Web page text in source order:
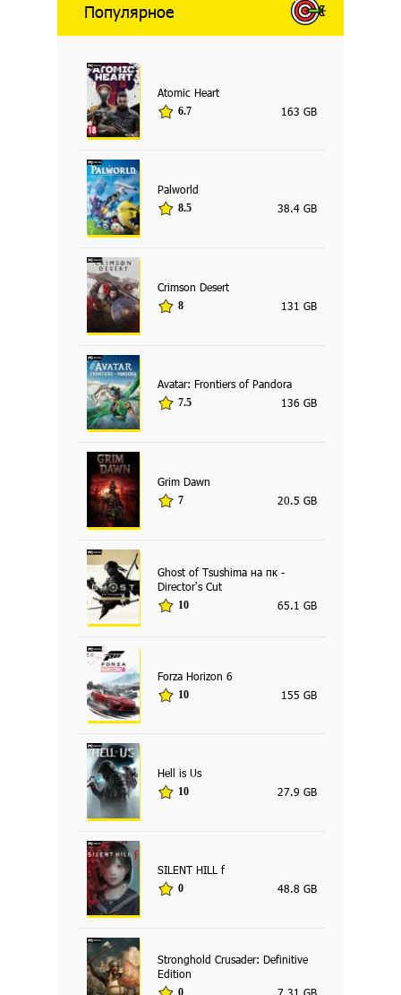
Популярное
Atomic Heart
6.7 163 GB
Palworld
8.5 38.4 GB
Crimson Desert
8 131 GB
Avatar: Frontiers of Pandora
7.5 136 GB
Grim Dawn
7 20.5 GB
Ghost of Tsushima на пк -
Director's Cut
10 65.1 GB
Forza Horizon 6
10 155 GB
Hell is Us
10 27.9 GB
SILENT HILL f
0 48.8 GB
Stronghold Crusader: Definitive
Edition